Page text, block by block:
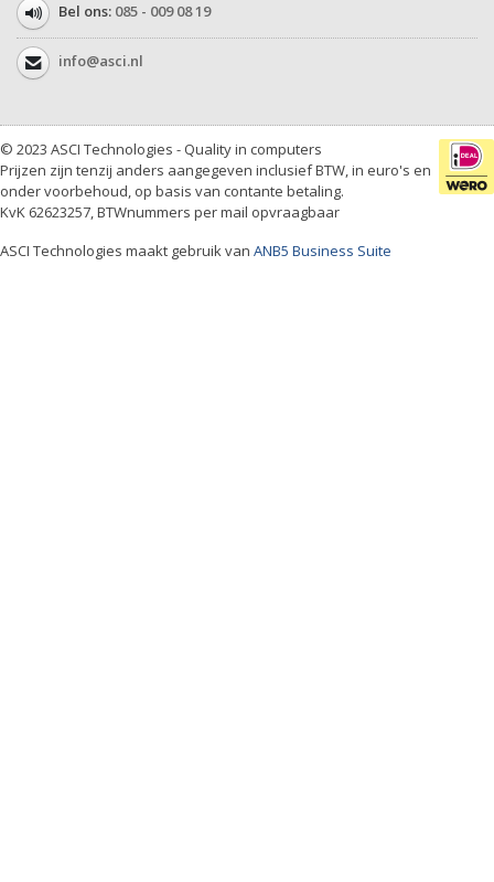
Bel ons: 085 - 009 08 19
info@asci.nl
© 2023 ASCI Technologies - Quality in computers
Prijzen zijn tenzij anders aangegeven inclusief BTW, in euro's en
onder voorbehoud, op basis van contante betaling.
KvK 62623257, BTWnummers per mail opvraagbaar
ASCI Technologies maakt gebruik van ANB5 Business Suite